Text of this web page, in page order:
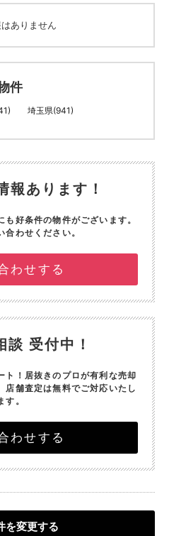
ありません
件
埼玉県(941)
報あります！
好条件の物件がございます。
合わせください。
わせする
談 受付中！
ト！ 居抜きのプロが有利な売却
店舗査定は無料でご対応いたし
す。
わせする
を変更する